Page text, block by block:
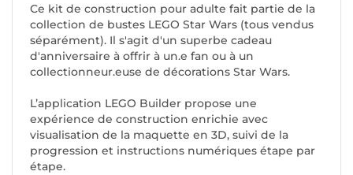
Ce kit de construction pour adulte fait partie de la
collection de bustes LEGO Star Wars (tous vendus
séparément). Il s'agit d'un superbe cadeau
d'anniversaire à offrir à un.e fan ou à un
collectionneur.euse de décorations Star Wars.
L’application LEGO Builder propose une
expérience de construction enrichie avec
visualisation de la maquette en 3D, suivi de la
progression et instructions numériques étape par
étape.